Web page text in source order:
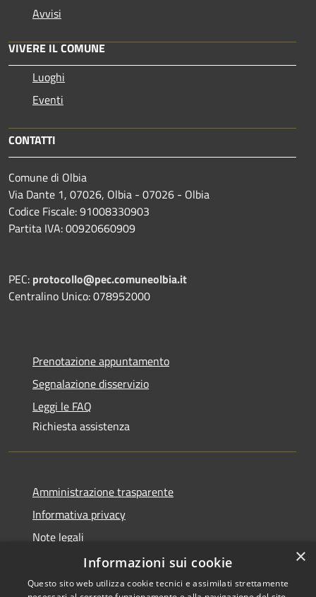
Avvisi
VIVERE IL COMUNE
Luoghi
Eventi
CONTATTI
Comune di Olbia
Via Dante 1, 07026, Olbia - 07026 - Olbia
Codice Fiscale: 91008330903
Partita IVA: 00920660909
PEC: protocollo@pec.comuneolbia.it
Centralino Unico: 078952000
Prenotazione appuntamento
Segnalazione disservizio
Leggi le FAQ
Richiesta assistenza
Amministrazione trasparente
Informativa privacy
Note legali
Dichiarazione di accessibilità
×
Informazioni sui cookie
Questo sito web utilizza cookie tecnici e assimilati strettamente